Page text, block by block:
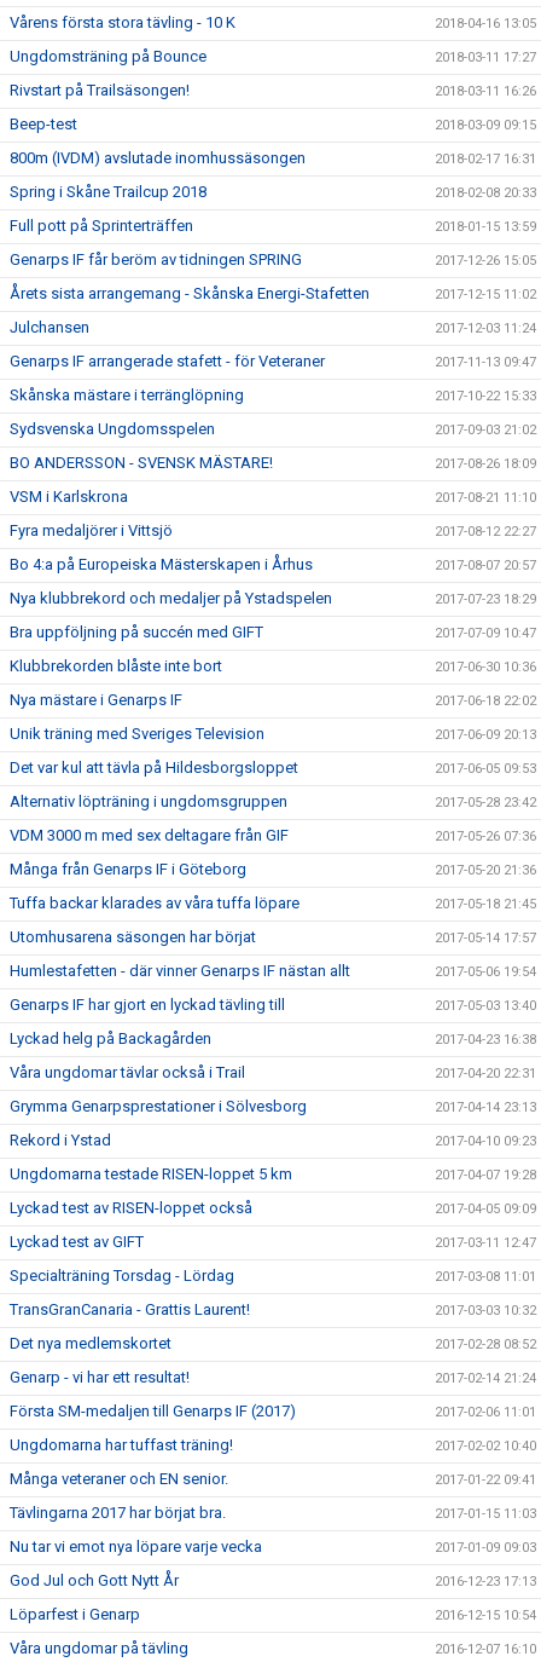
Vårens första stora tävling - 10 K 2018-04-16 13:05
Ungdomsträning på Bounce 2018-03-11 17:27
Rivstart på Trailsäsongen! 2018-03-11 16:26
Beep-test 2018-03-09 09:15
800m (IVDM) avslutade inomhussäsongen 2018-02-17 16:31
Spring i Skåne Trailcup 2018 2018-02-08 20:33
Full pott på Sprinterträffen 2018-01-15 13:59
Genarps IF får beröm av tidningen SPRING 2017-12-26 15:05
Årets sista arrangemang - Skånska Energi-Stafetten 2017-12-15 11:02
Julchansen 2017-12-03 11:24
Genarps IF arrangerade stafett - för Veteraner 2017-11-13 09:47
Skånska mästare i terränglöpning 2017-10-22 15:33
Sydsvenska Ungdomsspelen 2017-09-03 21:02
BO ANDERSSON - SVENSK MÄSTARE! 2017-08-26 18:09
VSM i Karlskrona 2017-08-21 11:10
Fyra medaljörer i Vittsjö 2017-08-12 22:27
Bo 4:a på Europeiska Mästerskapen i Århus 2017-08-07 20:57
Nya klubbrekord och medaljer på Ystadspelen 2017-07-23 18:29
Bra uppföljning på succén med GIFT 2017-07-09 10:47
Klubbrekorden blåste inte bort 2017-06-30 10:36
Nya mästare i Genarps IF 2017-06-18 22:02
Unik träning med Sveriges Television 2017-06-09 20:13
Det var kul att tävla på Hildesborgsloppet 2017-06-05 09:53
Alternativ löpträning i ungdomsgruppen 2017-05-28 23:42
VDM 3000 m med sex deltagare från GIF 2017-05-26 07:36
Många från Genarps IF i Göteborg 2017-05-20 21:36
Tuffa backar klarades av våra tuffa löpare 2017-05-18 21:45
Utomhusarena säsongen har börjat 2017-05-14 17:57
Humlestafetten - där vinner Genarps IF nästan allt 2017-05-06 19:54
Genarps IF har gjort en lyckad tävling till 2017-05-03 13:40
Lyckad helg på Backagården 2017-04-23 16:38
Våra ungdomar tävlar också i Trail 2017-04-20 22:31
Grymma Genarpsprestationer i Sölvesborg 2017-04-14 23:13
Rekord i Ystad 2017-04-10 09:23
Ungdomarna testade RISEN-loppet 5 km 2017-04-07 19:28
Lyckad test av RISEN-loppet också 2017-04-05 09:09
Lyckad test av GIFT 2017-03-11 12:47
Specialträning Torsdag - Lördag 2017-03-08 11:01
TransGranCanaria - Grattis Laurent! 2017-03-03 10:32
Det nya medlemskortet 2017-02-28 08:52
Genarp - vi har ett resultat! 2017-02-14 21:24
Första SM-medaljen till Genarps IF (2017) 2017-02-06 11:01
Ungdomarna har tuffast träning! 2017-02-02 10:40
Många veteraner och EN senior. 2017-01-22 09:41
Tävlingarna 2017 har börjat bra. 2017-01-15 11:03
Nu tar vi emot nya löpare varje vecka 2017-01-09 09:03
God Jul och Gott Nytt År 2016-12-23 17:13
Löparfest i Genarp 2016-12-15 10:54
Våra ungdomar på tävling 2016-12-07 16:10